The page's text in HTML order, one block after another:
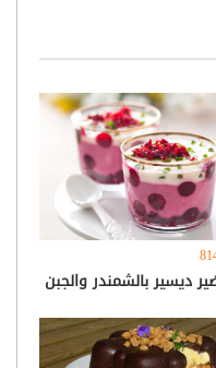
ديسير بالشمندر والجبن